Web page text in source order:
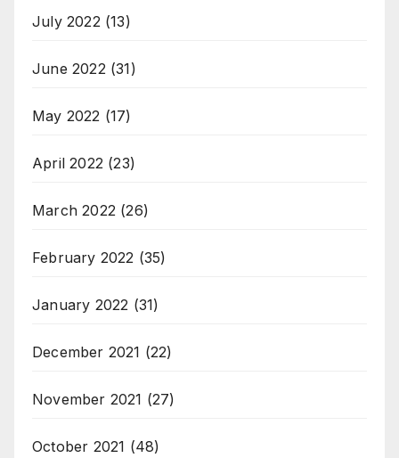
July 2022(13)
June 2022(31)
May 2022 (17)
April 2022 (23)
March 2022 (26)
February 2022 (35)
January 2022 (31)
December 2021 (22)
November 2021 (27)
October 2021 (48)